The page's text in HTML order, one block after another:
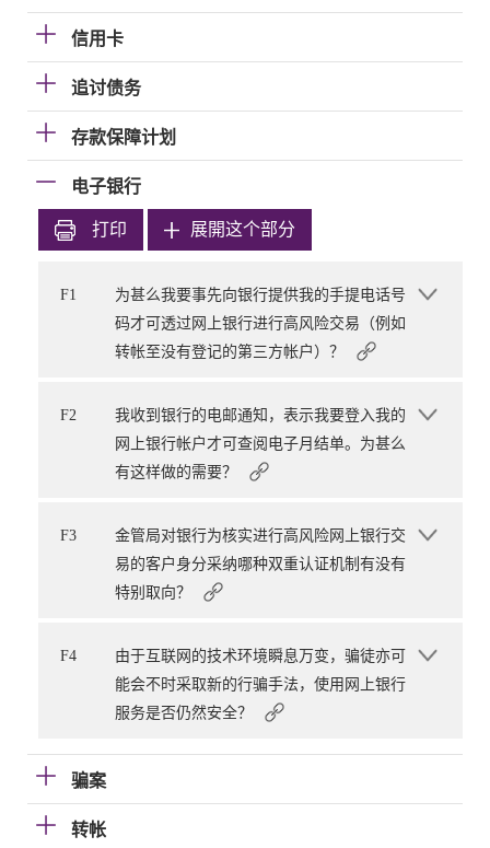
信用卡
追讨债务
存款保障计划
电子银行
打印 展開这个部分
F1
为甚么我要事先向银行提供我的手提电话号
码才可透过网上银行进行高风险交易（例如
转帐至没有登记的第三方帐户）？
F2
我收到银行的电邮通知，表示我要登入我的
网上银行帐户才可查阅电子月结单。为甚么
有这样做的需要？
F3
金管局对银行为核实进行高风险网上银行交
易的客户身分采纳哪种双重认证机制有没有
特别取向？
F4
由于互联网的技术环境瞬息万变，骗徒亦可
能会不时采取新的行骗手法，使用网上银行
服务是否仍然安全？
骗案
转帐